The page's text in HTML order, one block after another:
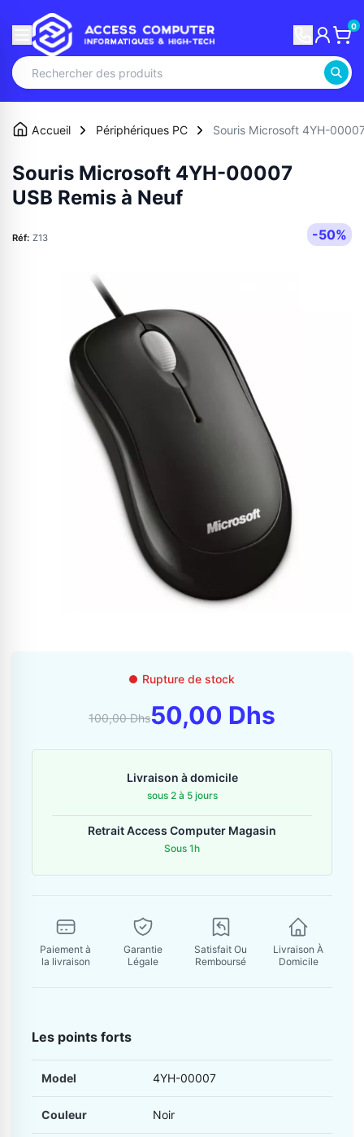
0
Appelez-nous au
06 36 88 27 81
Envoyer un message
Accueil Périphériques PC Souris Microsoft 4YH-
Souris Microsoft 4YH-00007
USB Remis à Neuf
Réf: Z13 -50%
Rupture de stock
100,00 Dhs50,00 Dhs
Livraison à domicile
sous 2 à 5 jours
Retrait Access Computer Magasin
Sous 1h
Paiement à
la livraison
Garantie
Légale
Satisfait Ou
Remboursé
Livraison À
Domicile
Les points forts
Model 4YH-00007
Couleur Noir